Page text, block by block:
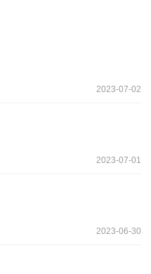
2023-07-02
2023-07-01
2023-06-30